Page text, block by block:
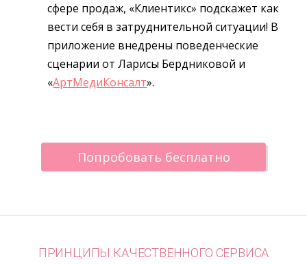
сфере продаж, «Клиентикс» подскажет как
вести себя в затруднительной ситуации! В
приложение внедрены поведенческие
сценарии от Ларисы Бердниковой и
«АртМедиКонсалт».
Попробовать бесплатно
ПРИНЦИПЫ КАЧЕСТВЕННОГО СЕРВИСА